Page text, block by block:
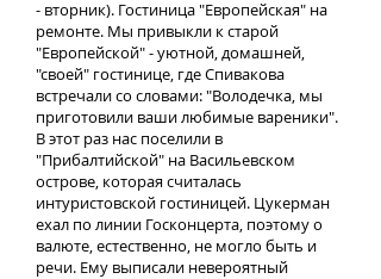
- вторник). Гостиница "Европейская" на
ремонте. Мы привыкли к старой
"Европейской" - уютной, домашней,
"своей" гостинице, где Спивакова
встречали со словами: "Володечка, мы
приготовили ваши любимые вареники".
В этот раз нас поселили в
"Прибалтийской" на Васильевском
острове, которая считалась
интуристовской гостиницей. Цукерман
ехал по линии Госконцерта, поэтому о
валюте, естественно, не могло быть и
речи. Ему выписали невероятный